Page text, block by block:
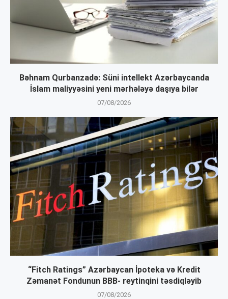
Bəhnam Qurbanzadə: Süni intellekt Azərbaycanda
İslam maliyyəsini yeni mərhələyə daşıya bilər
07/08/2026
“Fitch Ratings” Azərbaycan İpoteka və Kredit
Zəmanət Fondunun BBB- reytinqini təsdiqləyib
07/08/2026